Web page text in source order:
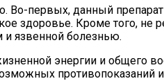
Во-первых, данный
здоровье. Кроме того, не
и язвенной болезнью.
энергии и общего
противопоказаний